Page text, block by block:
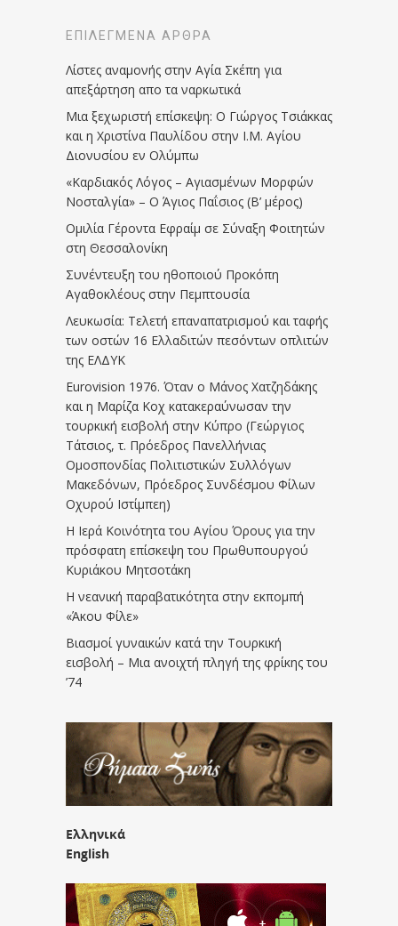
ΕΠΙΛΕΓΜΈΝΑ ΆΡΘΡΑ
Λίστες αναμονής στην Αγία Σκέπη για
απεξάρτηση απο τα ναρκωτικά
Μια ξεχωριστή επίσκεψη: Ο Γιώργος Τσιάκκας
και η Χριστίνα Παυλίδου στην Ι.Μ. Αγίου
Διονυσίου εν Ολύμπω
«Καρδιακός Λόγος – Αγιασμένων Μορφών
Νοσταλγία» – Ο Άγιος Παΐσιος (Β’ μέρος)
Ομιλία Γέροντα Εφραίμ σε Σύναξη Φοιτητών
στη Θεσσαλονίκη
Συνέντευξη του ηθοποιού Προκόπη
Αγαθοκλέους στην Πεμπτουσία
Λευκωσία: Τελετή επαναπατρισμού και ταφής
των οστών 16 Ελλαδιτών πεσόντων οπλιτών
της ΕΛΔΥΚ
Eurovision 1976. Όταν ο Μάνος Χατζηδάκης
και η Μαρίζα Κοχ κατακεραύνωσαν την
τουρκική εισβολή στην Κύπρο (Γεώργιος
Τάτσιος, τ. Πρόεδρος Πανελλήνιας
Ομοσπονδίας Πολιτιστικών Συλλόγων
Μακεδόνων, Πρόεδρος Συνδέσμου Φίλων
Οχυρού Ιστίμπεη)
Η Ιερά Κοινότητα του Αγίου Όρους για την
πρόσφατη επίσκεψη του Πρωθυπουργού
Κυριάκου Μητσοτάκη
Η νεανική παραβατικότητα στην εκπομπή
«Άκου Φίλε»
Βιασμοί γυναικών κατά την Τουρκική
εισβολή – Μια ανοιχτή πληγή της φρίκης του
’74
Ελληνικά
English